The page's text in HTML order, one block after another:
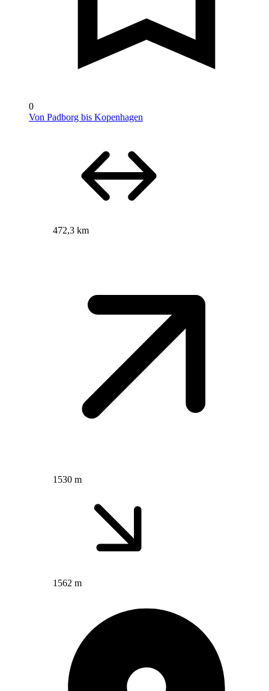
0
Von Padborg bis Kopenhagen
472,3 km
1530 m
1562 m